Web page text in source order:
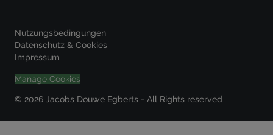
Nutzungsbedingungen
Datenschutz & Cookies
Impressum
Manage Cookies
© 2026 Jacobs Douwe Egberts - All Rights reserved